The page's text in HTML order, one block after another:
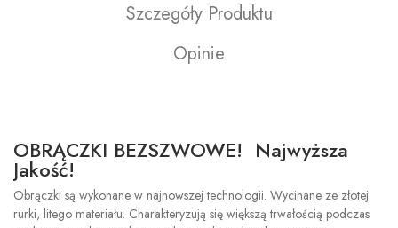
Szczegóły Produktu
Opinie
OBRĄCZKI BEZSZWOWE! Najwyższa
Jakość!
Obrączki są wykonane w najnowszej technologii. Wycinane ze złotej
rurki, litego materiału. Charakteryzują się większą trwałością podczas